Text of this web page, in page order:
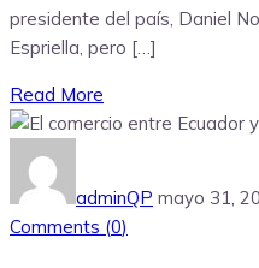
presidente del país, Daniel
Espriella, pero […]
Read More
adminQP mayo 31,
Comments (0)